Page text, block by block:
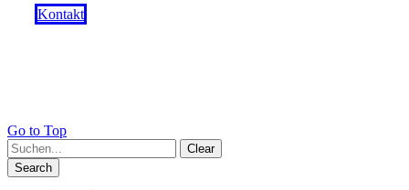
Kontakt
Go to Top
Clear
Search